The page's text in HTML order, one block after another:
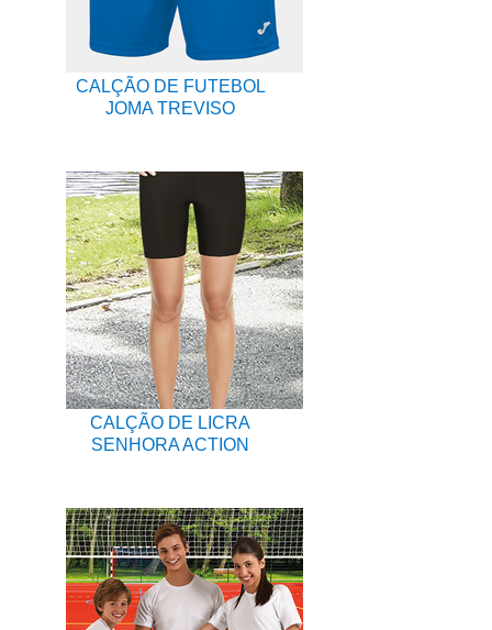
CALÇÃO DE FUTEBOL
JOMA TREVISO
CALÇÃO DE LICRA
SENHORA ACTION